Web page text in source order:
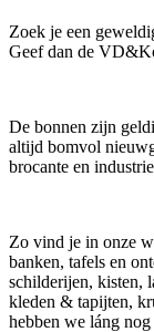
Zoek je een
Geef dan de
De bonnen zijn
altijd bomvol
brocante en
Zo vind je in onze
banken, tafels en
schilderijen, kisten,
kleden & tapijten,
hebben we láng